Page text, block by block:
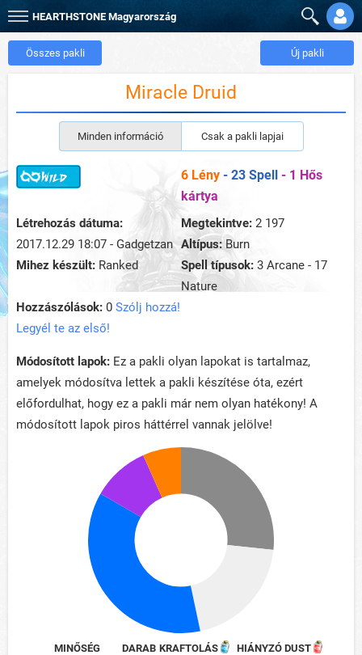
HEARTHSTONE Magyarország
Összes pakli Új pakli
Miracle Druid
Minden információ Csak a pakli lapjai
6 Lény - 23 Spell - 1 Hős
kártya
Létrehozás dátuma:
2017.12.29 18:07 - Gadgetzan
Megtekintve: 2 197
Altípus: Burn
Mihez készült: Ranked Spell típusok: 3 Arcane - 17
Nature
Hozzászólások: 0 Szólj hozzá!
Legyél te az első!
Módosított lapok: Ez a pakli olyan lapokat is tartalmaz,
amelyek módosítva lettek a pakli készítése óta, ezért
előfordulhat, hogy ez a pakli már nem olyan hatékony! A
módosított lapok piros háttérrel vannak jelölve!
MINŐSÉG DARAB KRAFTOLÁS
HIÁNYZÓ DUST